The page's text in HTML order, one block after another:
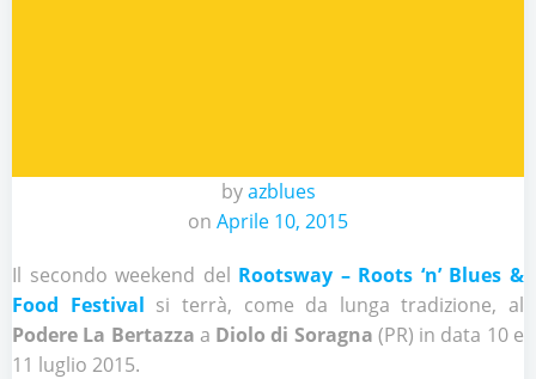
byazblues
on Aprile 10, 2015
Il secondo weekend del Rootsway – Roots ‘n’ Blues &
Food Festival si terrà, come da lunga tradizione, al
Podere La Bertazza a Diolo di Soragna (PR) in data 10 e
11 luglio 2015.